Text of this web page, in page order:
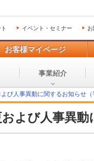
イベント・セミナー
お客様マイページ
事業紹介
び人事異動に関するお知らせ（
よび人事異